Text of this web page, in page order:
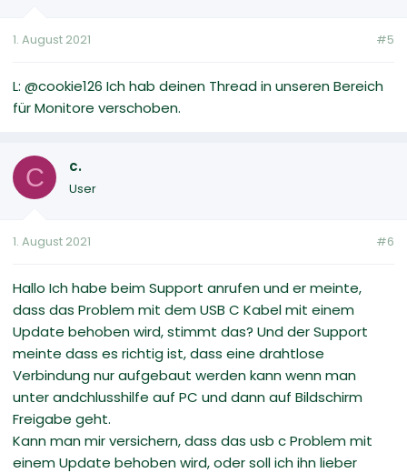
1. August 2021 #5
L: @cookie126 Ich hab deinen Thread in unseren Bereich
für Monitore verschoben.
C c.
User
1. August 2021 #6
Hallo Ich habe beim Support anrufen und er meinte,
dass das Problem mit dem USB C Kabel mit einem
Update behoben wird, stimmt das? Und der Support
meinte dass es richtig ist, dass eine drahtlose
Verbindung nur aufgebaut werden kann wenn man
unter andchlusshilfe auf PC und dann auf Bildschirm
Freigabe geht.
Kann man mir versichern, dass das usb c Problem mit
einem Update behoben wird, oder soll ich ihn lieber